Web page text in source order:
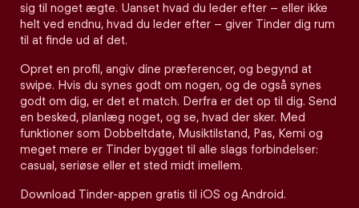
sig til noget ægte. Uanset hvad du leder efter – eller ikke
helt ved endnu, hvad du leder efter – giver Tinder dig rum
til at finde ud af det.
Opret en profil, angiv dine præferencer, og begynd at
swipe. Hvis du synes godt om nogen, og de også synes
godt om dig, er det et match. Derfra er det op til dig. Send
en besked, planlæg noget, og se, hvad der sker. Med
funktioner som Dobbeltdate, Musiktilstand, Pas, Kemi og
meget mere er Tinder bygget til alle slags forbindelser:
casual, seriøse eller et sted midt imellem.
Download Tinder-appen gratis til iOS og Android.